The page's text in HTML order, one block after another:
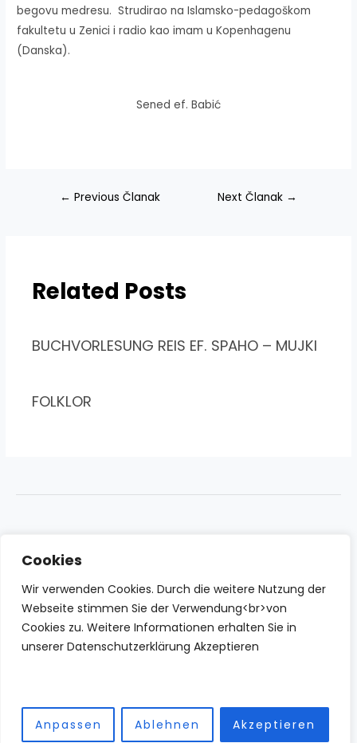
Cookies
Wir verwenden Cookies. Durch die weitere Nutzung der
Webseite stimmen Sie der Verwendung<br>von
Cookies zu. Weitere Informationen erhalten Sie in
unserer Datenschutzerklärung Akzeptieren
Anpassen Ablehnen Akzeptieren
begovu medresu. Strudirao na Islamsko-pedagoškom
fakultetu u Zenici i radio kao imam u Kopenhagenu
(Danska).
Sened ef. Babić
Navigacija
← Previous Članak Next Članak →
Related Posts
BUCHVORLESUNG REIS EF. SPAHO – MUJKI
FOLKLOR
Copyright © 2026 IZBN | Powered by IZBN